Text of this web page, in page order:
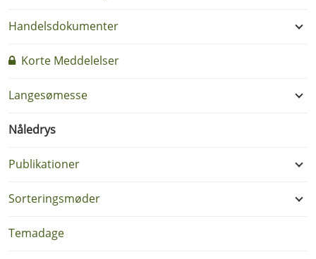
Handelsdokumenter
Korte Meddelelser
Langesømesse
Nåledrys
Publikationer
Sorteringsmøder
Temadage